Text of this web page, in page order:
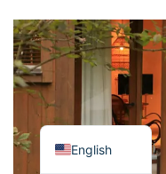
English
Japanese